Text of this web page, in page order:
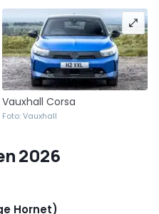
Vauxhall Corsa
Foto: Vauxhall
2026
Hornet)